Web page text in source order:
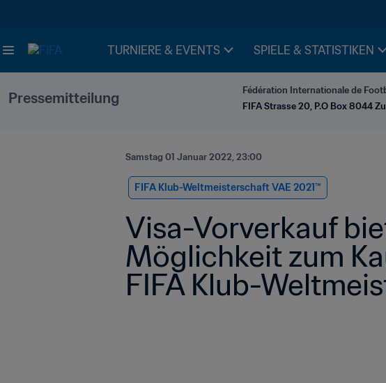
TURNIERE & EVENTS SPIELE & STATISTIKEN
Pressemitteilung
Fédération Internationale de
FIFA Strasse 20, P.O Box 8044
Samstag 01 Januar 2022, 23:00
FIFA Klub-Weltmeisterschaft VAE 2021™
Visa-Vorverkauf
Möglichkeit zum
FIFA Klub-